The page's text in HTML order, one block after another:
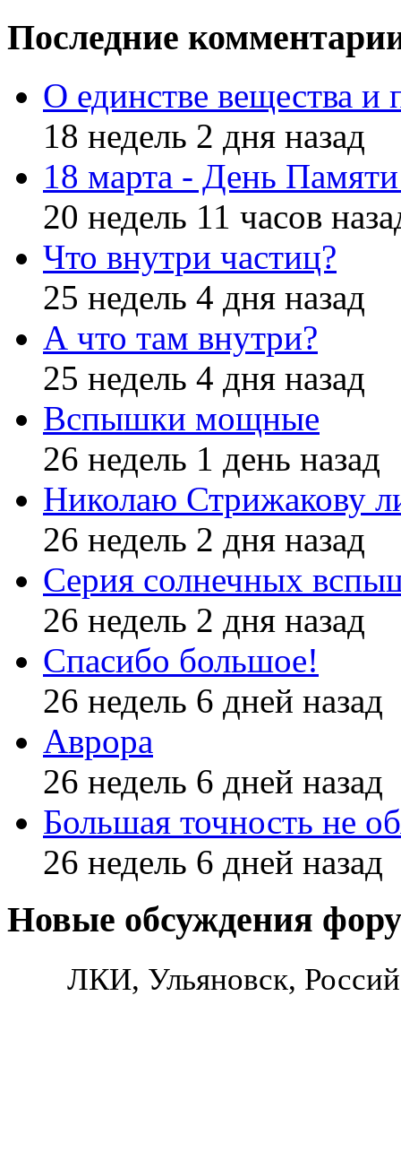
Последние
О единстве вещества и
18 недель 2 дня назад
18 марта - День
20 недель 11 часов
Что внутри частиц?
25 недель 4 дня назад
А что там внутри?
25 недель 4 дня назад
Вспышки мощные
26 недель 1 день назад
Николаю Стрижакову
26 недель 2 дня назад
Серия солнечных
26 недель 2 дня назад
Спасибо большое!
26 недель 6 дней назад
Аврора
26 недель 6 дней назад
Большая точность не
26 недель 6 дней назад
Новые обсуждения
ЛКИ, Ульяновск,